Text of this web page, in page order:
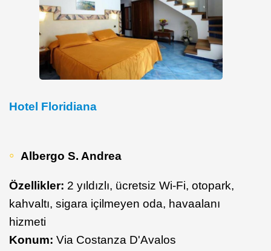
Hotel Floridiana
Albergo S. Andrea
Özellikler: 2 yıldızlı, ücretsiz Wi-Fi, otopark,
kahvaltı, sigara içilmeyen oda, havaalanı
hizmeti
Konum: Via Costanza D'Avalos